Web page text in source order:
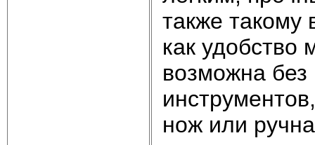
также такому
как удобство
возможна
нож или